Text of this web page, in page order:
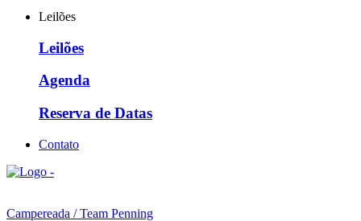
Leilões
Leilões
Agenda
Reserva de Datas
Contato
Campereada / Team Penning